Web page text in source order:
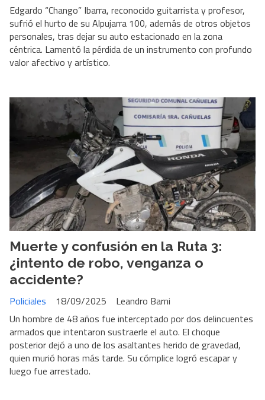
Edgardo “Chango” Ibarra, reconocido guitarrista y profesor,
sufrió el hurto de su Alpujarra 100, además de otros objetos
personales, tras dejar su auto estacionado en la zona
céntrica. Lamentó la pérdida de un instrumento con profundo
valor afectivo y artístico.
Muerte y confusión en la Ruta 3:
¿intento de robo, venganza o
accidente?
Leandro Barni
Policiales
18/09/2025
Un hombre de 48 años fue interceptado por dos delincuentes
armados que intentaron sustraerle el auto. El choque
posterior dejó a uno de los asaltantes herido de gravedad,
quien murió horas más tarde. Su cómplice logró escapar y
luego fue arrestado.